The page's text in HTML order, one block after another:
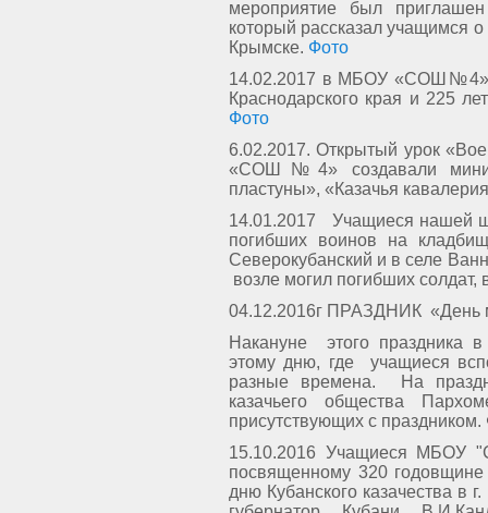
мероприятие был
который рассказал учащимся
Крымске. Фото
14.02.2017 в МБОУ «СОШ№4»
Краснодарского края и 225
Фото
6.02.2017. Открытый урок
«СОШ№4» создавали
пластуны», «Казачья
14.01.2017 Учащиеся нашей
погибших воинов на
Северокубанский и в селе
возле могил погибших
04.12.2016г ПРАЗДНИК «День
Накануне этого праздника
этому дню, где учащиеся
разные времена. На
казачьего общества
присутствующих с
15.10.2016 Учащиеся МБОУ
посвященному 320 годовщине
дню Кубанского казачества в